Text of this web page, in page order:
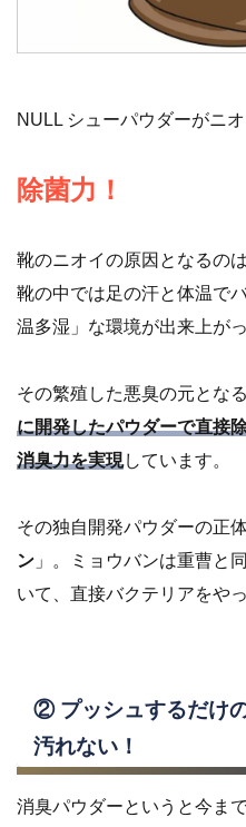
NULL シューパウダーがニ
除菌力！
靴のニオイの原因となるの
靴の中では足の汗と体温で
温多湿」な環境が出来上が
その繁殖した悪臭の元とな
に開発したパウダーで直接
消臭力を実現しています。
その独自開発パウダーの正
ン 」。ミョウバンは重曹と
いて、直接バクテリアをや
② プッシュするだけ
汚れない！
消臭パウダーというと今ま